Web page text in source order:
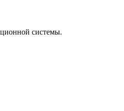
системы.